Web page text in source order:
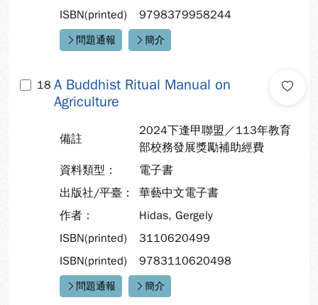
ISBN(printed)
9798379958244
快速連結：
問題通報 簡介
18 A Buddhist Ritual Manual on
Agriculture
備註
2024下逢甲聯盟／113年教育
部校務發展獎勵補助經費
資料類型：
電子書
出版社/平臺：
華藝中文電子書
作者：
Hidas, Gergely
ISBN(printed)
3110620499
ISBN(printed)
9783110620498
快速連結：
問題通報 簡介